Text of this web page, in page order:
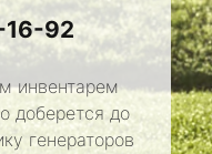
16-92
инвентарем
доберется до
генераторов